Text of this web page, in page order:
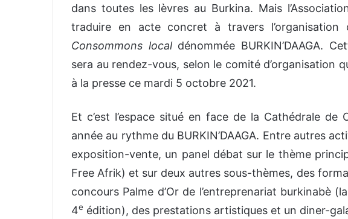
dans toutes les lèvres au Burkina. Mais
traduire en acte concret à travers l’organisation
Consommons localdénommée BURKIN’DAAGA.
sera au rendez-vous, selon le comité d’organisation
à la presse ce mardi 5 octobre 2021.
Et c’est l’espace situé en face de la Cathédrale de
année au rythme du BURKIN’DAAGA. Entre autres
exposition-vente, un panel débat sur le thème
Free Afrik) et sur deux autres sous-thèmes, des
concours Palme d’Or de l’entreprenariat burkinabè
4e édition), des prestations artistiques et un diner-